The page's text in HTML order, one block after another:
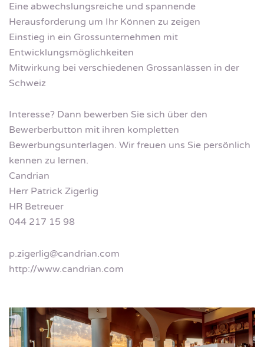
Eine abwechslungsreiche und spannende
Herausforderung um Ihr Können zu zeigen
Einstieg in ein Grossunternehmen mit
Entwicklungsmöglichkeiten
Mitwirkung bei verschiedenen Grossanlässen in der
Schweiz
Interesse? Dann bewerben Sie sich über den
Bewerberbutton mit ihren kompletten
Bewerbungsunterlagen. Wir freuen uns Sie persönlich
kennen zu lernen.
Candrian
Herr Patrick Zigerlig
HR Betreuer
044 217 15 98
p.zigerlig@candrian.com
http://www.candrian.com